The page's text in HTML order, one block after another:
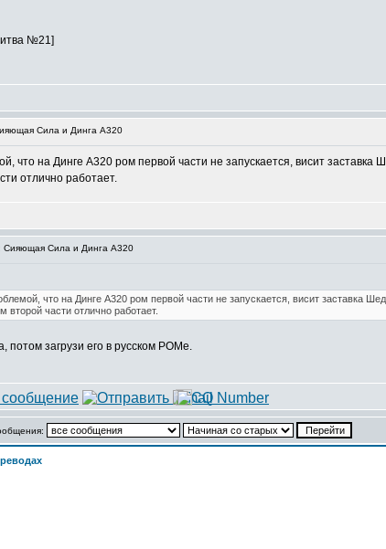
№21]
Сила и Динга А320
что на Динге А320 ром первой части не запускается, висит
отлично работает.
Сияющая Сила и Динга А320
что на Динге А320 ром первой части не запускается, висит заставка
второй части отлично работает.
потом загрузи его в русском РОМе.